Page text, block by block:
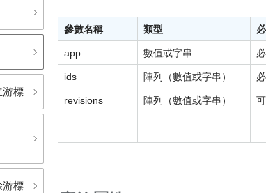
游標
游標
參數名稱 類型
app 數值或字串
ids 陣列（數值或字串）
revisions 陣列（數值或字串）